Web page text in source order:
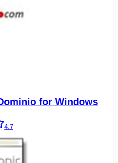
for Windows
4.7